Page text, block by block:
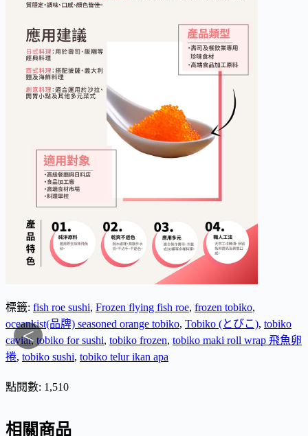
標籤: fish roe sushi, Frozen flying fish roe, frozen tobiko,
oceankist(品牌) seasoned orange tobiko, Tobiko (とびこ), tobiko
caviar, tobiko for sushi, tobiko frozen, tobiko maki roll wrap 飛魚卵
捲, tobiko sushi, tobiko telur ikan apa
點閱數: 1,510
相關商品
<